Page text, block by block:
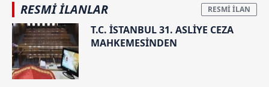
RESMİ İLANLAR
T.C. İSTANBUL 31. ASLİYE CEZA
MAHKEMESİNDEN